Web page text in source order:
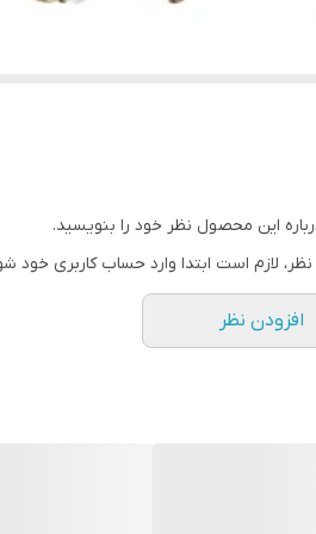
این محصول نظر خود را بنویسید.
لازم است ابتدا وارد حساب کاربری خود
افزودن نظر